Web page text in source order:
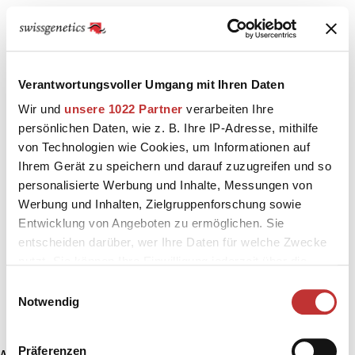
Verantwortungsvoller Umgang mit Ihren Daten
Wir und unsere 1022 Partner verarbeiten Ihre
persönlichen Daten, wie z. B. Ihre IP-Adresse, mithilfe
von Technologien wie Cookies, um Informationen auf
Ihrem Gerät zu speichern und darauf zuzugreifen und so
personalisierte Werbung und Inhalte, Messungen von
Werbung und Inhalten, Zielgruppenforschung sowie
Entwicklung von Angeboten zu ermöglichen. Sie
entscheiden darüber, wer Ihre Daten für welche Zwecke
Trigger Symbol ändern oder widerrufen
Notwendig
Präferenzen